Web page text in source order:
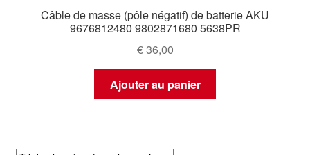
Câble de masse (pôle négatif) de batterie AKU
9676812480 9802871680 5638PR
€36,00
Ajouter au panier